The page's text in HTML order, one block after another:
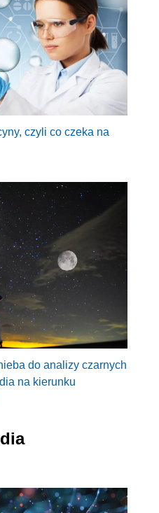
czyli co czeka na
do analizy czarnych
na kierunku